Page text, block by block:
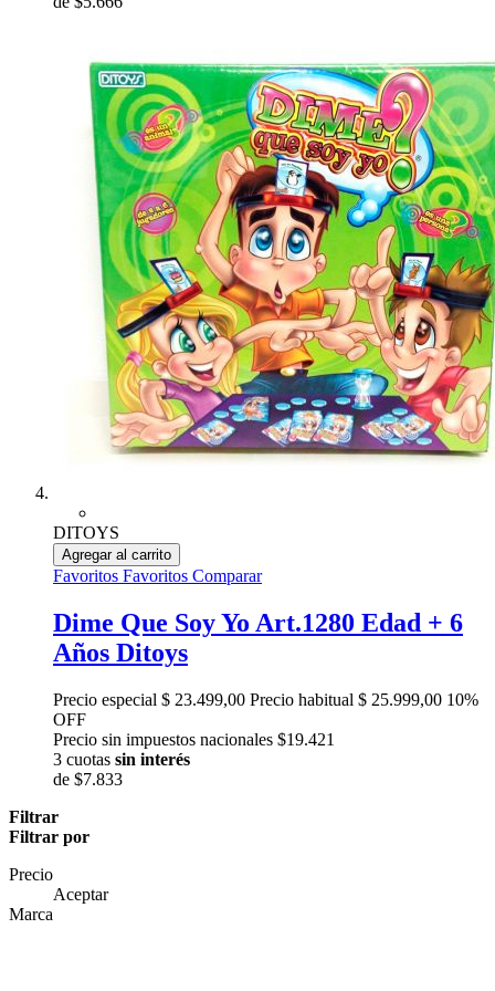
DITOYS
Agregar al carrito
Favoritos Favoritos Comparar
Dime Que Soy Yo Art.1280 Edad + 6
Años Ditoys
Precio especial $ 23.499,00 Precio habitual $ 25.999,00 10%
OFF
Precio sin impuestos nacionales $19.421
3 cuotas sin interés
de $7.833
Filtrar
Filtrar por
Precio
Aceptar
Marca